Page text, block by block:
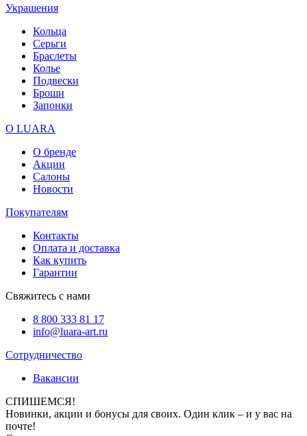
Украшения
Кольца
Серьги
Браслеты
Колье
Подвески
Броши
Запонки
О LUARA
О бренде
Акции
Салоны
Новости
Покупателям
Контакты
Оплата и доставка
Как купить
Гарантии
Свяжитесь с нами
8 800 333 81 17
info@luara-art.ru
Сотрудничество
Вакансии
СПИШЕМСЯ!
Новинки, акции и бонусы для своих. Один клик – и у вас на
почте!